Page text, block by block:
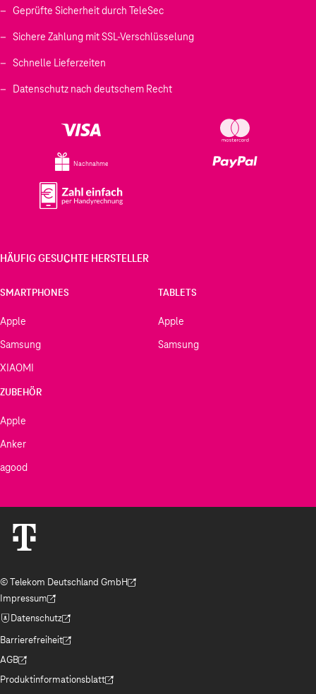
Geprüfte Sicherheit durch TeleSec
Sichere Zahlung mit SSL-Verschlüsselung
Schnelle Lieferzeiten
Datenschutz nach deutschem Recht
Nachnahme
HÄUFIG GESUCHTE HERSTELLER
SMARTPHONES
Apple
Samsung
XIAOMI
TABLETS
Apple
Samsung
ZUBEHÖR
Apple
Anker
agood
© Telekom Deutschland GmbH
(Der Link wird in einem neuen Tab geöffnet)
Impressum
(Der Link wird in einem neuen Tab geöffnet)
Datenschutz
(Der Link wird in einem neuen Tab geöffnet)
Barrierefreiheit
(Der Link wird in einem neuen Tab geöffnet)
AGB
(Der Link wird in einem neuen Tab geöffnet)
Produktinformationsblatt
(Der Link wird in einem neuen Tab geöffnet)